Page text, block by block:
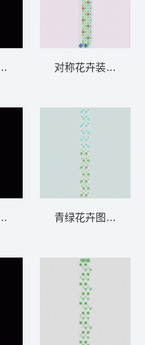
色轮廓装饰图案 窗帘
图案装饰 窗帘
对称花卉装饰图案
青绿花卉图案装饰